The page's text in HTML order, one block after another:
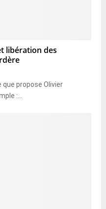
libération des
propose Olivier
:...